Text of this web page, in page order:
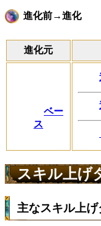
進化前→進化
進化元
ベー
ス
スキル上げ
主なスキル上